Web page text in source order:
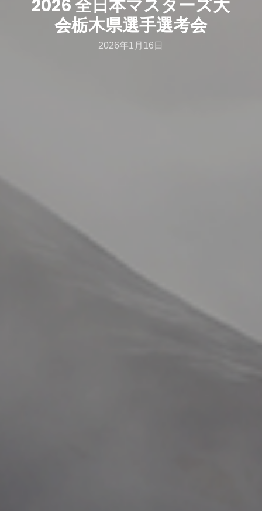
2026 全日本マスターズ大
会栃木県選手選考会
2026年1月16日